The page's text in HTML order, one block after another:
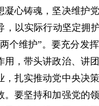
凝心铸魂，坚决维护
，以实际行动坚定拥
个维护”。要充分发
用，带头讲政治、讲
，扎实推动党中央决
。要坚持和加强党的